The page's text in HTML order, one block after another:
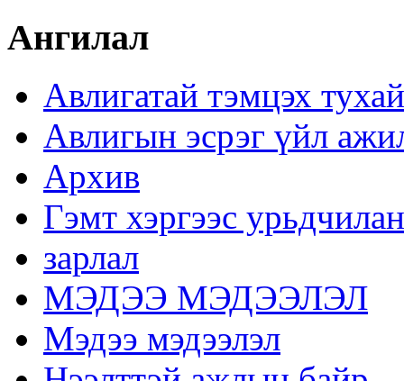
Ангилал
Авлигатай тэмцэх тухай
Авлигын эсрэг үйл
Архив
Гэмт хэргээс
зарлал
МЭДЭЭ МЭДЭЭЛЭЛ
Мэдээ мэдээлэл